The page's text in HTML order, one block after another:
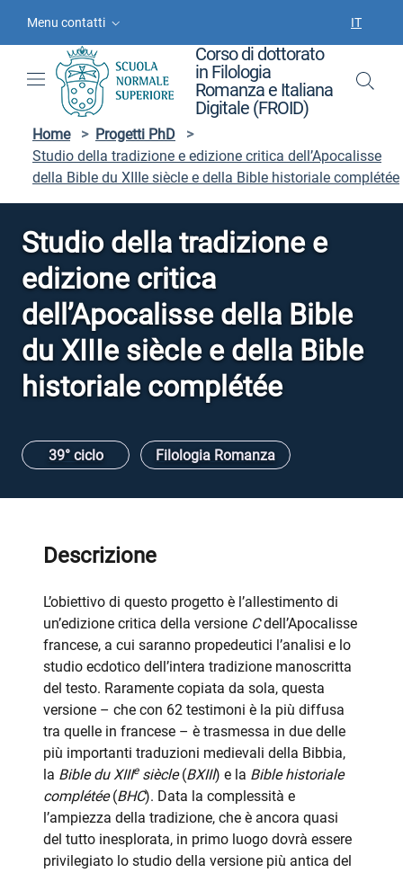
Menu contatti IT
Corso di dottorato
in Filologia
Romanza e Italiana
Digitale (FROID)
Home > Progetti PhD
>
Studio della tradizione e edizione critica dell’Apocalisse
della Bible du XIIIe siècle e della Bible historiale complétée
Studio della tradizione e
edizione critica
dell’Apocalisse della Bible
du XIIIe siècle e della Bible
historiale complétée
39° ciclo Filologia Romanza
Descrizione
L’obiettivo di questo progetto è l’allestimento di
un’edizione critica della versione Cdell’Apocalisse
francese, a cui saranno propedeutici l’analisi e lo
studio ecdotico dell’intera tradizione manoscritta
del testo. Raramente copiata da sola, questa
versione – che con 62 testimoni è la più diffusa
tra quelle in francese – è trasmessa in due delle
più importanti traduzioni medievali della Bibbia,
la Bible du XIIIesiècle(BXIII) e la Bible historiale
complétée(BHC). Data la complessità e
l’ampiezza della tradizione, che è ancora quasi
del tutto inesplorata, in primo luogo dovrà essere
privilegiato lo studio della versione più antica del